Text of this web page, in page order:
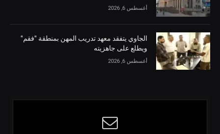
أغسطس 6, 2026
الجاوي يتفقد معهد تدريب المهن بمنطقة "فقم"
ويطلع على جاهزيته
أغسطس 6, 2026